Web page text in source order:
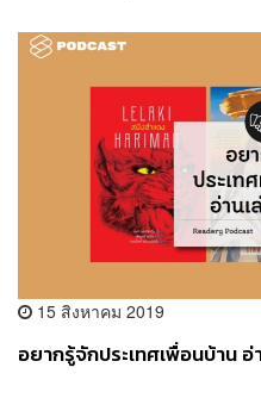
15 สิงหาคม 2019
อยากรู้จักประเทศเพื่อนบ้าน อ่